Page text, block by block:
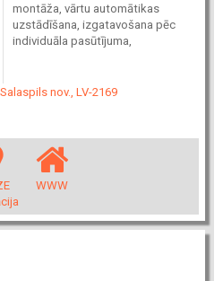
montāža, vārtu automātikas
uzstādīšana, izgatavošana pēc
individuāla pasūtījuma,
nov., LV-2169
WWW